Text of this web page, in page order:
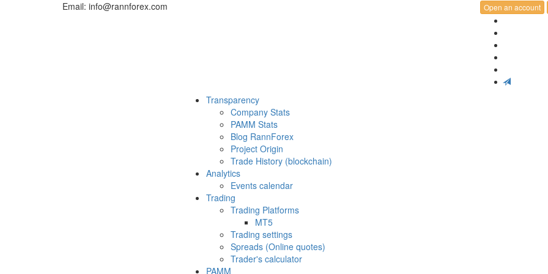
Email: info@rannforex.com Open an account
Transparency
Company Stats
PAMM Stats
Blog RannForex
Project Origin
Trade History (blockchain)
Analytics
Events calendar
Trading
Trading Platforms
MT5
Trading settings
Spreads (Online quotes)
Trader's calculator
PAMM